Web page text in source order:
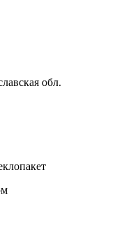
обл.